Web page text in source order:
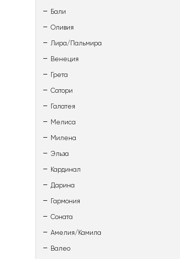
Бали
Оливия
Лира/Пальмира
Венеция
Грета
Сатори
Галатея
Мелиса
Милена
Эльза
Кардинал
Дарина
Гармония
Соната
Амелия/Камила
Валео